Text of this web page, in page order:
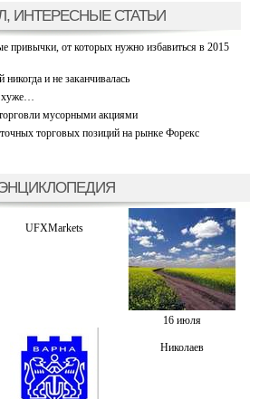
ИНТЕРЕСНЫЕ СТАТЬИ
привычки, от которых нужно избавиться в 2015
и не заканчивалась
мусорными акциями
торговых позиций на рынке Форекс
UFXMarkets
16 июля
Николаев